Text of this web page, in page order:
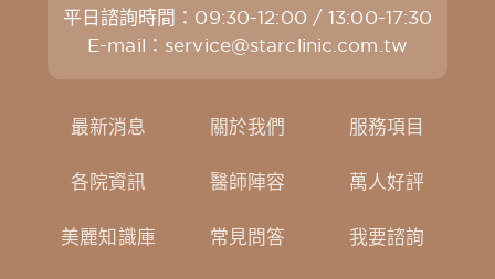
平日諮詢時間：09:30-12:00 / 13:00-17:30
E-mail： service@starclinic.com.tw
最新消息 關於我們 服務項目
各院資訊 醫師陣容 萬人好評
美麗知識庫 常見問答 我要諮詢